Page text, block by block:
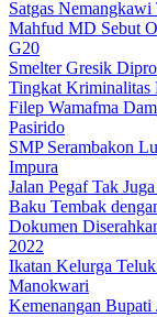
Satgas
Mahfud MD Sebut
G20
Smelter Gresik
Tingkat Kriminalitas
Filep Wamafma
Pasirido
SMP Serambakon
Impura
Jalan Pegaf Tak
Baku Tembak
Dokumen
2022
Ikatan Kelurga
Manokwari
Kemenangan